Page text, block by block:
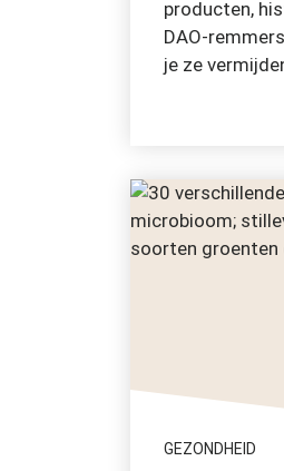
producten,
DAO-
je ze
GEZONDHEID